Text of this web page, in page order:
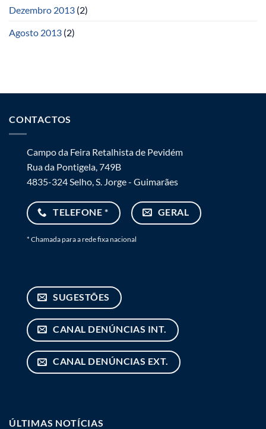
Dezembro 2013 (2)
Agosto 2013 (2)
CONTACTOS
Campo da Feira Retalhista de Pevidém
Rua da Pontigela, 749B
4835-324 Selho, S. Jorge - Guimarães
TELEFONE * GERAL
* Chamada para a rede fixa nacional
SUGESTÕES
CANAL DENÚNCIAS INT.
CANAL DENÚNCIAS EXT.
ÚLTIMAS NOTÍCIAS